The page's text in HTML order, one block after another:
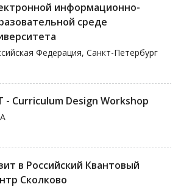
информационно-
среде
Федерация, Санкт-Петербург
- Curriculum Design Workshop
в Российский Квантовый
Сколково